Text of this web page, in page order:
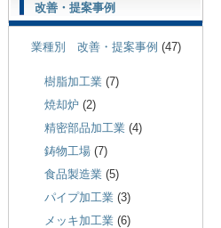
改善・提案事例
業種別 改善・提案事例 (47)
樹脂加工業 (7)
焼却炉 (2)
精密部品加工業 (4)
鋳物工場 (7)
食品製造業 (5)
パイプ加工業 (3)
メッキ加工業 (6)